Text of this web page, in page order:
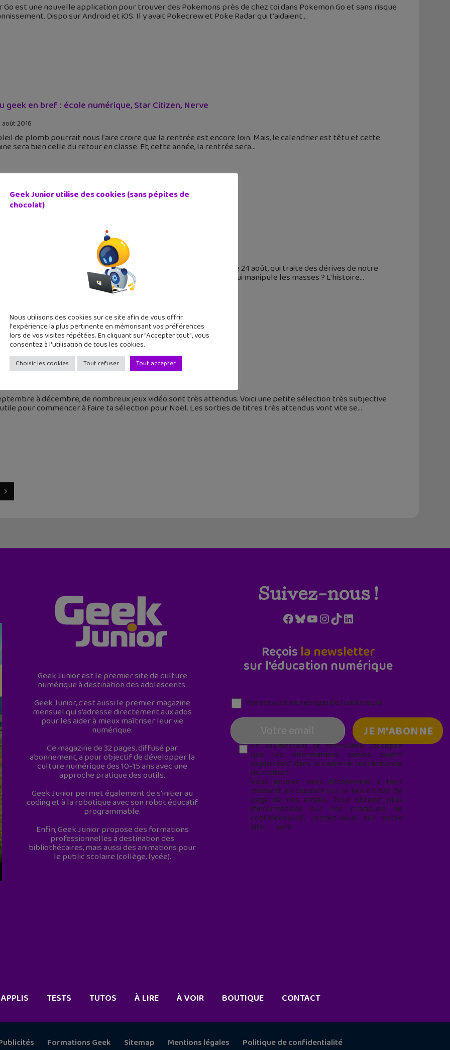
Go est une nouvelle application pour trouver des Pokemons près de chez toi dans Pokemon Go et sans risque
Dispo sur Android et iOS. Il y avait Pokecrew et Poke Radar qui t'aidaient
geek en bref : école numérique, Star Citizen, Nerve
août 2016
de plomb pourrait nous faire croire que la rentrée est encore loin. Mais, le calendrier est têtu et cette
sera bien celle du retour en classe. Et, cette année, la rentrée sera
un teen-movie numérique sur notre futur connecté
est un thriller numérique (et film d'anticipation ?), sorti en salle le 24 août, qui traite des dérives de notre
connecté. Une application peut-elle devenir un jeu dangereux qui manipule les masses ? L'histoire
jeux vidéos les plus attendus de la fin d’année 2016
à décembre, de nombreux jeux vidéo sont très attendus. Voici une petite sélection très subjective
pour commencer à faire ta sélection pour Noël. Les sorties de titres très attendus vont vite se
Geek Junior est le premier site de culture
numérique à destination des adolescents.
Geek Junior, c’est aussi le premier magazine
mensuel qui s’adresse directement aux ados
pour les aider à mieux maîtriser leur vie
numérique.
Ce magazine de 32 pages, diffusé par
abonnement, a pour objectif de développer la
culture numérique des 10-15 ans avec une
approche pratique des outils.
Geek Junior permet également de s'initier au
coding et à la robotique avec son robot éducatif
programmable.
Enfin, Geek Junior propose des formations
professionnelles à destination des
bibliothécaires, mais aussi des animations pour
le public scolaire (collège, lycée).
Suivez-nous !
Facebook
Bluesky
YouTube
Instagram
TikTokLinkedIn
Reçois la newsletter
sur l'éducation numérique
Parentalité numérique (le lundi matin)
En soumettant ce formulaire, j’accepte
que les informations saisies soient
exploitées* dans le cadre de ma demande
de contact.
Vous pouvez vous désabonner à tout
moment en cliquant sur le lien en bas de
page de nos emails. Pour obtenir plus
d'informations sur nos pratiques de
confidentialité, rendez-vous sur notre
site web
Geek Junior utilise des cookies (sans pépites de
chocolat)
Nous utilisons des cookies sur ce site afin de vous offrir
l'expérience la plus pertinente en mémorisant vos préférences
lors de vos visites répétées. En cliquant sur "Accepter tout", vous
consentez à l'utilisation de tous les cookies.
Choisir les cookies Tout refuser Tout accepter
APPLIS TESTS TUTOS À LIRE À VOIR BOUTIQUE CONTACT
Formations Geek Sitemap Mentions légales Politique de confidentialité